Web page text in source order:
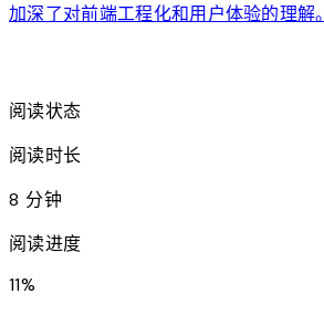
加深了对前端工程化和用户体验的理解。
阅读状态
阅读时长
8 分钟
阅读进度
11%